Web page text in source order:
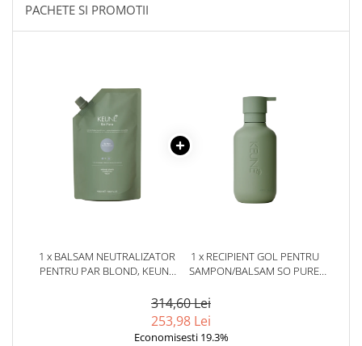
PACHETE SI PROMOTII
1 x BALSAM NEUTRALIZATOR
PENTRU PAR BLOND, KEUNE
1 x RECIPIENT GOL PENTRU
SAMPON/BALSAM SO PURE,
314,60 Lei
253,98 Lei
Economisesti 19.3%